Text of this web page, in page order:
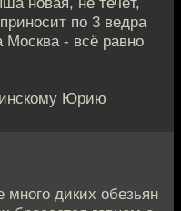
по 3 ведра
Москва - всё равно
Юрию
много диких обезьян